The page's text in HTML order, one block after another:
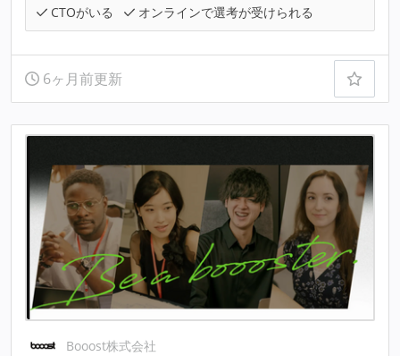
CTOがいる
オンラインで選考が受けられる
6ヶ月前更新
Booost株式会社